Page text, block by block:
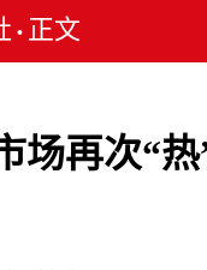
• 正文
场再次“